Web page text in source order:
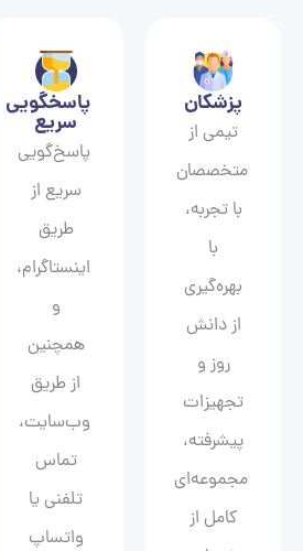
پزشکان
تیمی از
متخصصان
با تجربه،
با
بهره‌گیری
از دانش
روز و
تجهیزات
پیشرفته،
مجموعه‌ای
کامل از
پاسخگویی
سریع
پاسخ‌گویی
سریع از
طریق
اینستاگرام،
و
همچنین
از طریق
وب‌سایت،
تماس
تلفنی یا
واتساپ